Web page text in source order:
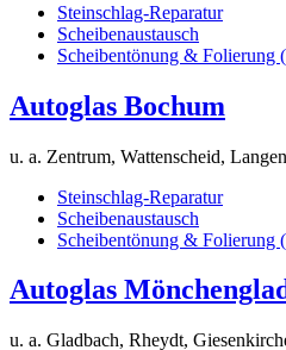
Steinschlag-Reparatur
Scheibenaustausch
Scheibentönung & Folierung
Autoglas Bochum
u. a. Zentrum, Wattenscheid,
Steinschlag-Reparatur
Scheibenaustausch
Scheibentönung & Folierung
Autoglas
u. a. Gladbach, Rheydt,